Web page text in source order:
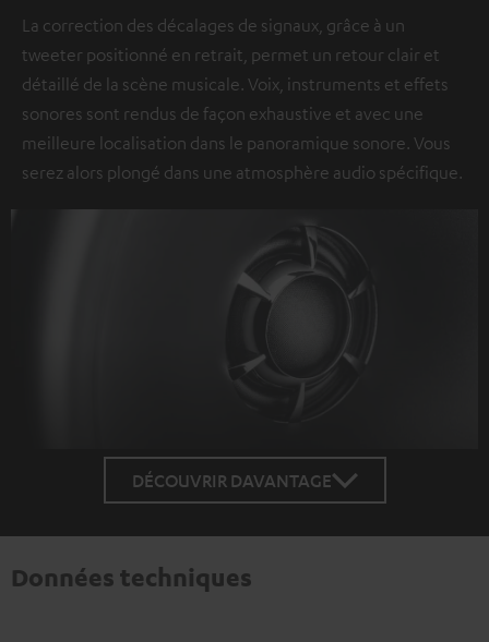
La correction des décalages de signaux, grâce à un
tweeter positionné en retrait, permet un retour clair et
détaillé de la scène musicale. Voix, instruments et effets
sonores sont rendus de façon exhaustive et avec une
meilleure localisation dans le panoramique sonore. Vous
serez alors plongé dans une atmosphère audio spécifique.
DÉCOUVRIR DAVANTAGE
Données techniques